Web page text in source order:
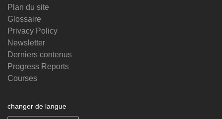
Plan du site
Glossaire
Privacy Policy
Newsletter
Derniers contenus
Progress Reports
Courses
changer de langue